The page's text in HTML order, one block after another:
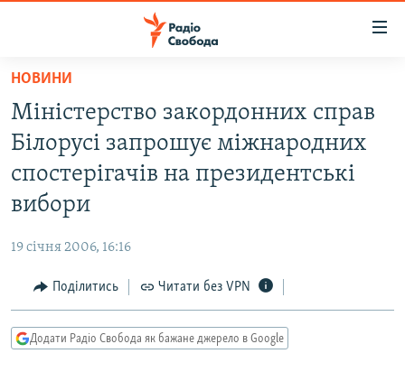
Перейти
основного
матеріалу
Перейти
до
основної
Перейти
пошуку
ВСЕ ЗА ДОБУ
СТАТТІ
ПОЛІТИКА
КУЛЬТУРА
СПОРТ
ВІЙНА
ДОНБАС.РЕАЛІЇ
КРИМ.РЕАЛІЇ
ТИ ЯК?
НОВИНИ
Міністерство закордонних справ
Білорусі запрошує міжнародних
спостерігачів на президентські
вибори
19 січня 2006, 16:16
Поділитись Читати без VPN
Додати Радіо Свобода як бажане джерело в Google